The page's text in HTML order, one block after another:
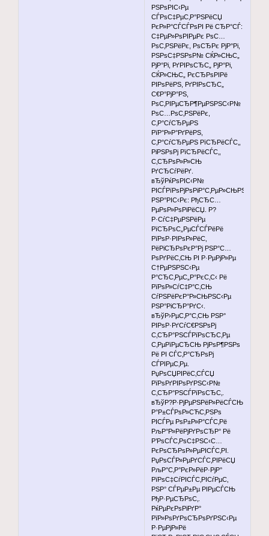
РЅРѕРІС‹Рµ
СЃРѕС‡РµС‚Р°РЅРёСЏ
РєР»Р°СЃСЃРѕРІ Рё СЂР°СЃ:
С‡РµР»РѕРІРµРє РѕС…
РѕС‚РЅРёРє, РѕСЂРє РјР°Рі,
РЅРѕС‡РЅРѕР№ СЌР»СЊС„
РјР°Рі, РґРІРѕСЂС„ РјР°Рі,
СЌР»СЊС„ РєСЂРѕРІРё
РІРѕРёРЅ, РґРІРѕСЂС„
С€Р°РјР°РЅ,
РѕС‚РІРµСЂР¶РµРЅРЅС‹Р№
РѕС…РѕС‚РЅРёРє,
С‚Р°СѓСЂРµРЅ
РїР°Р»Р°РґРёРЅ,
С‚Р°СѓСЂРµРЅ РїСЂРёСЃС‚,
РіРЅРѕРј РїСЂРёСЃС‚,
С‚СЂРѕР»Р»СЊ
РґСЂСѓРёРґ.
вЂўРќРѕРІС‹Р№
РІСЃРїРѕРјРѕРіР°С‚РµР»СЊРЅС‹Р№
РЅР°РІС‹Рє: РђСЂС…
РµРѕР»РѕРіРёСЏ. Р?
Р·СѓС‡РµРЅРёРµ
РїСЂРѕС„РµСЃСЃРёРё
РїРѕР·РІРѕР»РёС‚
РёРіСЂРѕРєР°Рј РЅР°С…
РѕРґРёС‚СЊ РІ Р·РµРјР»Рµ
С†РµРЅРЅС‹Рµ
Р°СЂС‚РµС„Р°РєС‚С‹ Рё
РїРѕР»СѓС‡Р°С‚СЊ
СѓРЅРёРєР°Р»СЊРЅС‹Рµ
РЅР°РіСЂР°РґС‹.
вЂўР›РµС‚Р°С‚СЊ РЅР°
РІРѕР·РґСѓС€РЅРѕРј
С‚СЂР°РЅСЃРїРѕСЂС‚Рµ
С‚РµРїРµСЂСЊ РјРѕР¶РЅРѕ
Рё РІ СЃС‚Р°СЂРѕРј
СЃРІРµС‚Рµ.
РџРѕСЏРІРёС‚СЃСЏ
РїРѕРґРІРѕРґРЅС‹Р№
С‚СЂР°РЅСЃРїРѕСЂС‚.
вЂўР?Р·РјРµРЅРёР»РёСЃСЊ
Р°Р±СЃРѕР»СЋС‚РЅРѕ
РІСЃРµ РѕР±Р»Р°СЃС‚Рё
РљР°Р»РёРјРґРѕСЂР° Рё
Р’РѕСЃС‚РѕС‡РЅС‹С…
РєРѕСЂРѕР»РµРІСЃС‚РІ.
РџРѕСЃР»РµРґСЃС‚РІРёСЏ
РљР°С‚Р°РєР»РёР·РјР°
РїРѕС‡СѓРІСЃС‚РІСѓРµС‚
РЅР° СЃРµР±Рµ РІРµСЃСЊ
РђР·РµСЂРѕС‚.
РќРµРєРѕРіРґР°
РїР»РѕРґРѕСЂРѕРґРЅС‹Рµ
Р·РµРјР»Рё